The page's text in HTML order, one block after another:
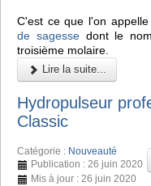
C'est ce que l'on
de sagessedont le
troisième molaire.
Lire la suite...
Hydropulseur
Classic
Catégorie : Nouveauté
Publication : 26 juin 2020
Mis à jour : 26 juin 2020